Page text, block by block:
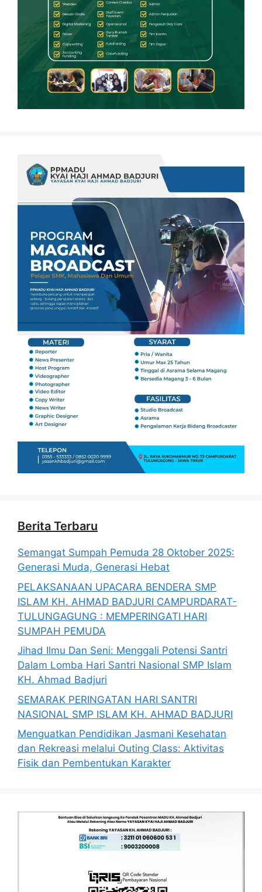
Berita Terbaru
Semangat Sumpah Pemuda 28 Oktober 2025:
Generasi Muda, Generasi Hebat
PELAKSANAAN UPACARA BENDERA SMP
ISLAM KH. AHMAD BADJURI CAMPURDARAT-
TULUNGAGUNG : MEMPERINGATI HARI
SUMPAH PEMUDA
Jihad Ilmu Dan Seni: Menggali Potensi Santri
Dalam Lomba Hari Santri Nasional SMP Islam
KH. Ahmad Badjuri
SEMARAK PERINGATAN HARI SANTRI
NASIONAL SMP ISLAM KH. AHMAD BADJURI
Menguatkan Pendidikan Jasmani Kesehatan
dan Rekreasi melalui Outing Class: Aktivitas
Fisik dan Pembentukan Karakter